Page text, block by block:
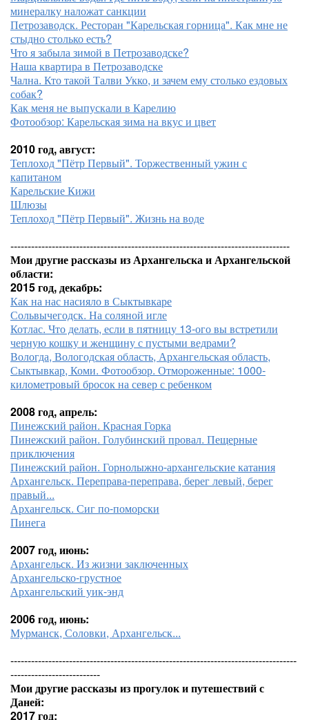
минералку наложат санкции
Петрозаводск. Ресторан "Карельская горница". Как мне не
стыдно столько есть?
Что я забыла зимой в Петрозаводске?
Наша квартира в Петрозаводске
Чална. Кто такой Талви Укко, и зачем ему столько ездовых
собак?
Как меня не выпускали в Карелию
Фотообзор: Карельская зима на вкус и цвет
2010 год, август:
Теплоход "Пётр Первый". Торжественный ужин с
капитаном
Карельские Кижи
Шлюзы
Теплоход "Пётр Первый". Жизнь на воде
---------------------------------------------------------------------------------
Мои другие рассказы из Архангельска и Архангельской
области:
2015 год, декабрь:
Как на нас насияло в Сыктывкаре
Сольвычегодск. На соляной игле
Котлас. Что делать, если в пятницу 13-ого вы встретили
черную кошку и женщину с пустыми ведрами?
Вологда, Вологодская область, Архангельская область,
Сыктывкар, Коми. Фотообзор. Отмороженные: 1000-
километровый бросок на север с ребенком
2008 год, апрель:
Пинежский район. Красная Горка
Пинежский район. Голубинский провал. Пещерные
приключения
Пинежский район. Горнолыжно-архангельские катания
Архангельск. Переправа-переправа, берег левый, берег
правый...
Архангельск. Сиг по-поморски
Пинега
2007 год, июнь:
Архангельск. Из жизни заключенных
Архангельско-грустное
Архангельский уик-энд
2006 год, июнь:
Мурманск, Соловки, Архангельск...
-----------------------------------------------------------------------------------
--------------------------
Мои другие рассказы из прогулок и путешествий с
Даней:
2017 год: